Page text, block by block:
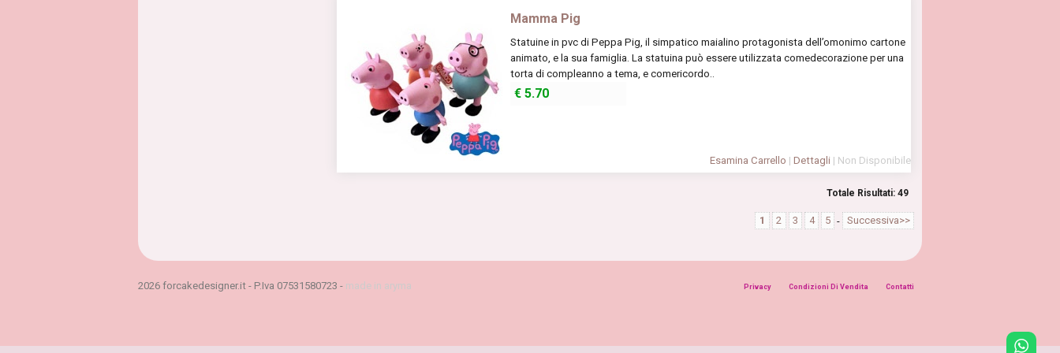
Mamma Pig
Statuine in pvc di Peppa Pig, il simpatico maialino protagonista dell’omonimo cartone
animato, e la sua famiglia. La statuina può essere utilizzata comedecorazione per una
torta di compleanno a tema, e comericordo..
€5.70
Esamina Carrello | Dettagli | Non Disponibile
Totale Risultati: 49
1 2 3 4 5 - Successiva>>
2026 forcakedesigner.it - P.Iva 07531580723 - made in aryma Privacy Condizioni Di Vendita Contatti